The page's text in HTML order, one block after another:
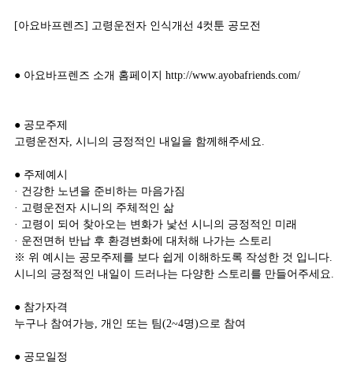
[아요바프렌즈] 고령운전자 인식개선 4컷툰 공모전
● 아요바프렌즈 소개 홈페이지http://www.ayobafriends.com/
● 공모주제
고령운전자, 시니의 긍정적인 내일을 함께해주세요.
● 주제예시
· 건강한 노년을 준비하는 마음가짐
· 고령운전자 시니의 주체적인 삶
· 고령이 되어 찾아오는 변화가 낯선 시니의 긍정적인 미래
· 운전면허 반납 후 환경변화에 대처해 나가는 스토리
※ 위 예시는 공모주제를 보다 쉽게 이해하도록 작성한 것 입니다.
시니의 긍정적인 내일이 드러나는 다양한 스토리를 만들어주세요.
● 참가자격
누구나 참여가능, 개인 또는 팀(2~4명)으로 참여
● 공모일정